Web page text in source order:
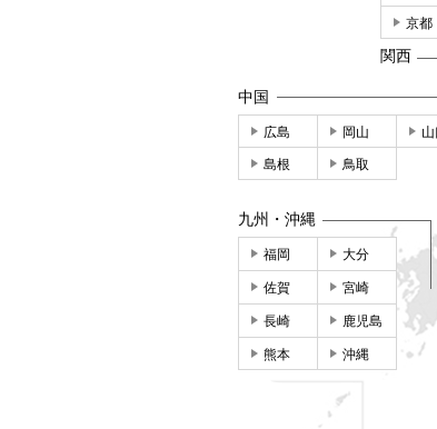
京都
関西
中国
広島 岡山 山
島根 鳥取
九州・沖縄
福岡 大分
佐賀 宮崎
長崎 鹿児島
熊本 沖縄